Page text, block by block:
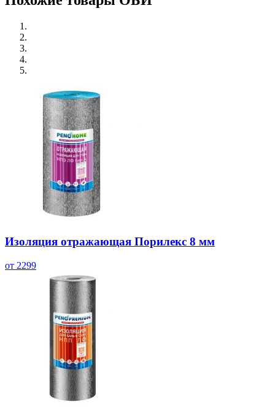
Изоляция отражающая Порилекс 8 мм
от 2299